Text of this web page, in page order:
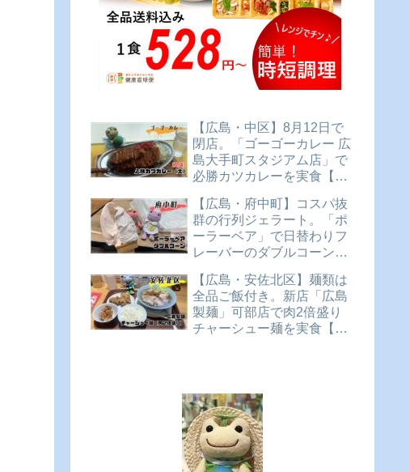
【広島・中区】8月12日で
閉店。「ゴーゴーカレー 広
島大手町スタジアム店」で
必勝カツカレーを実食【か
ュー】
【広島・府中町】コスパ抜
群の行列ジェラート。「ポ
ーラーベア」で日替わりフ
レーバーのダブルコーンを
実食レビュー】
【広島・安佐北区】麺類は
全品ご飯付き。新店「広島
製麺」可部店で肉2倍盛り
チャーシュー麺を実食【か